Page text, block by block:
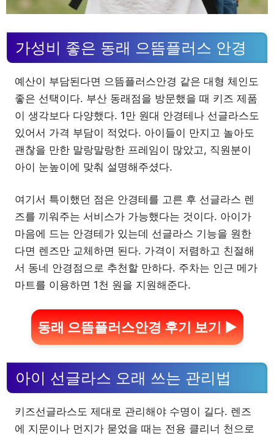
가성비 좋은 동래 으뜸플러스 안경
예산이 부담된다면 으뜸플러스안경 같은 대형 체인도
좋은 선택이다. 부산 동래점을 방문했을 때 키즈 제품
이 생각보다 다양했다. 1만 원대 안경테나 선글라스도
있어서 가격 부담이 적었다. 아이들이 만지고 놀아도
괜찮을 만한 말랑말랑한 프레임이 많았고, 직원분이
아이 눈높이에 맞춰 설명해주셨다.
여기서 특이했던 점은 안경테를 고른 후 선글라스 렌
즈를 끼워주는 서비스가 가능했다는 것이다. 아이가
마음에 드는 안경테가 있는데 선글라스 기능을 원한
다면 렌즈만 교체하면 된다. 가격이 저렴하고 친절해
서 동네 안경점으로 추천할 만하다. 주차는 인근 메가
마트를 이용하면 1천 원을 지원해준다.
동래 으뜸플러스안경 후기 보기 ▶
아이 선글라스 오래 쓰는 관리법
키즈선글라스도 제대로 관리해야 수명이 길다. 렌즈
에 지문이나 먼지가 묻었을 때는 전용 클리너 천으로